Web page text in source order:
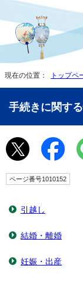
現在の位置： トップペ
手続きに関す
ページ番号1010152
引越し
結婚・離婚
妊娠・出産